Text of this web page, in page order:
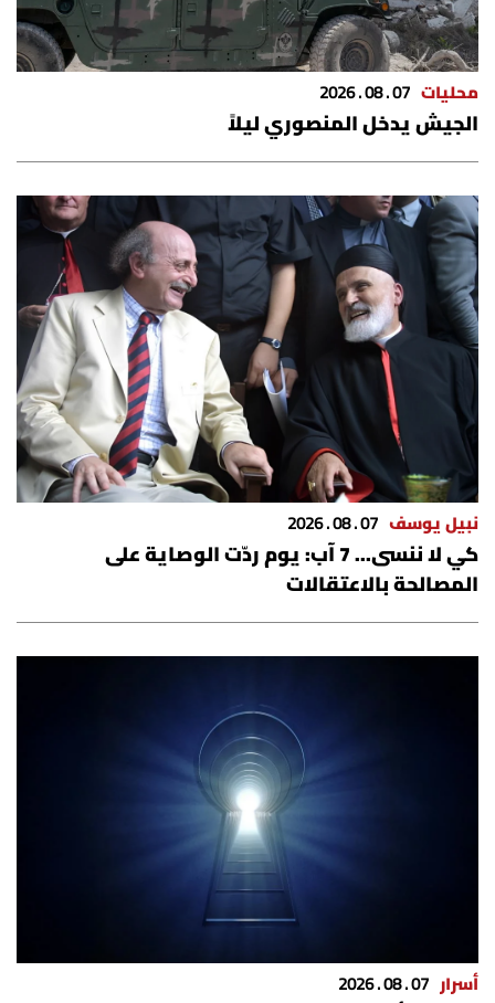
محليات 07 . 08 . 2026
الجيش يدخل المنصوري ليلاً
نبيل يوسف 07 . 08 . 2026
كي لا ننسى... 7 آب: يوم ردّت الوصاية على
المصالحة بالاعتقالات
أسرار 07 . 08 . 2026